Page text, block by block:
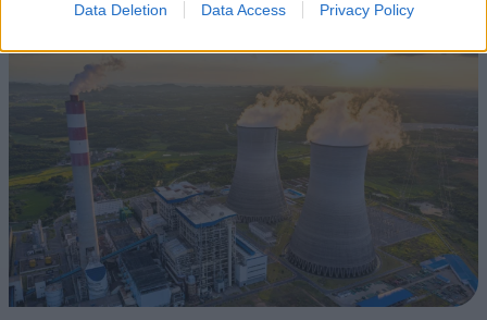
Data Deletion Data Access Privacy Policy